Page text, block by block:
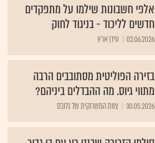
אלפי חשבונות שילמו על מתפקדים
חדשים לליכוד - בניגוד לחוק
02.06.2026 עידן ארץ
בזירה הפוליטית מסתובבים הרבה
מתווי גיוס. מה ההבדלים ביניהם?
30.05.2026 צוות המשרוקית של גלובס